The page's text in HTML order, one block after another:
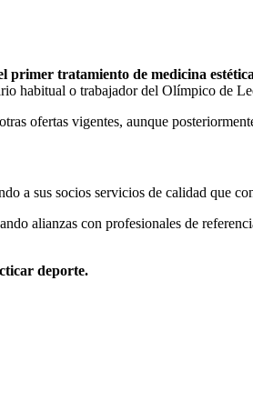
primer tratamiento de medicina
habitual o trabajador del Olímpico de
ofertas vigentes, aunque
a sus socios servicios de calidad que
alianzas con profesionales de
deporte.